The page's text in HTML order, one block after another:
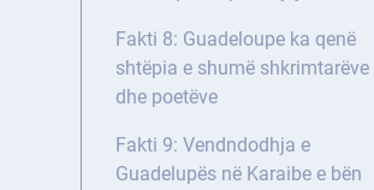
Fakti 8: Guadeloupe ka qenë
shtëpia e shumë shkrimtarëve
dhe poetëve
Fakti 9: Vendndodhja e
Guadelupës në Karaibe e bën